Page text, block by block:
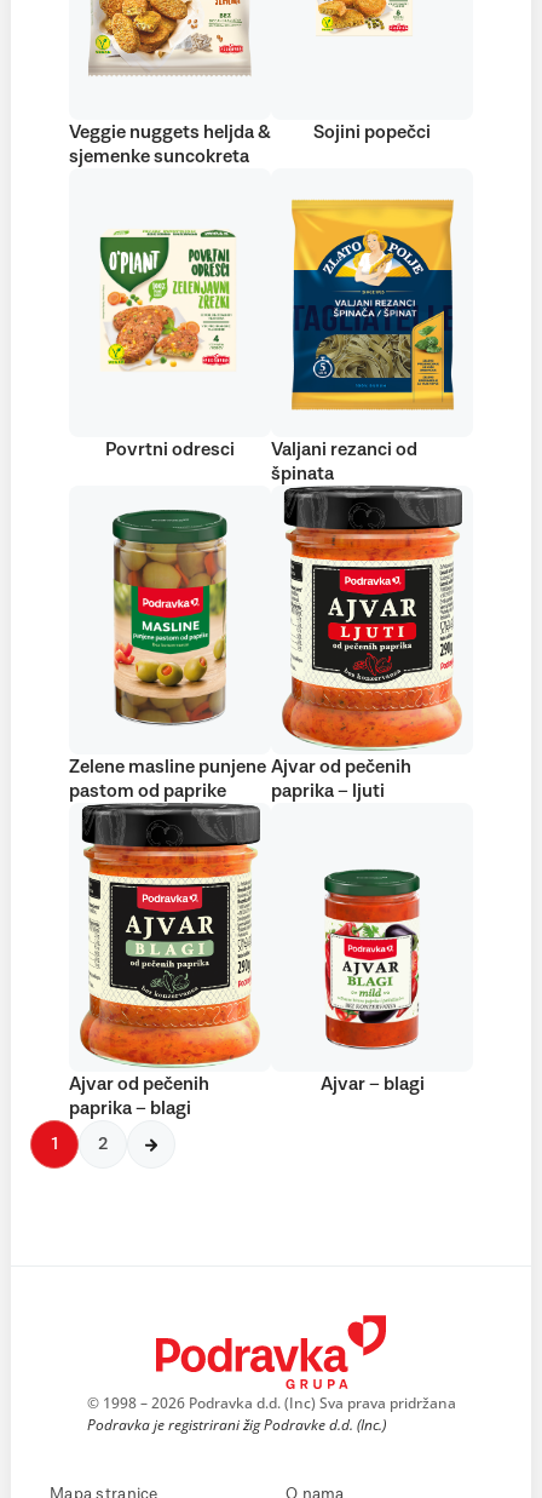
Veggie nuggets heljda &
sjemenke suncokreta
Sojini popečci
Povrtni odresci
Valjani rezanci od
špinata
Zelene masline punjene
pastom od paprike
Ajvar od pečenih
paprika – ljuti
Ajvar od pečenih
paprika – blagi
Ajvar – blagi
1 2
© 1998 – 2026 Podravka d.d. (Inc) Sva prava pridržana
Podravka je registrirani žig Podravke d.d. (Inc.)
Mapa stranice O nama